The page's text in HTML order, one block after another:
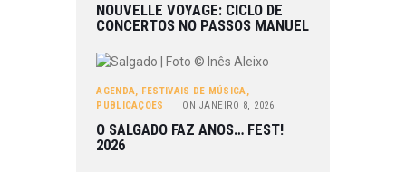
NOUVELLE VOYAGE: CICLO DE
CONCERTOS NO PASSOS MANUEL
AGENDA, FESTIVAIS DE MÚSICA,
PUBLICAÇÕES
ON JANEIRO 8, 2026
O SALGADO FAZ ANOS… FEST!
2026